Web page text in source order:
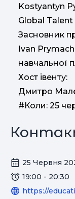
Kostyantyn
Global
Засновник
Ivan
навчальної
Хост івенту:
Дмитро
#Коли: 25
25 Червня
19:00 - 20:30
https://